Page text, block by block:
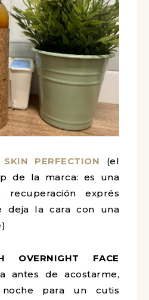
PERFECTION
(el
de la marca: es una
exprés
deja la cara con una
OVERNIGHT FACE
antes de acostarme,
para un cutis